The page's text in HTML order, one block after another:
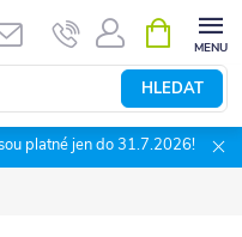
HLEDAT
NÁKUPNÍ
KOŠÍK
platné jen do 31.7.2026!